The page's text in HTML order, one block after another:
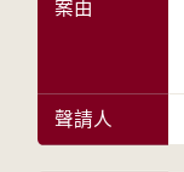
案由
聲請人